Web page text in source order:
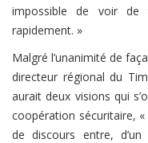
impossible de voir de
rapidement. »
Malgré l’unanimité de
directeur régional du
aurait deux visions qui
coopération sécuritaire,
de discours entre,